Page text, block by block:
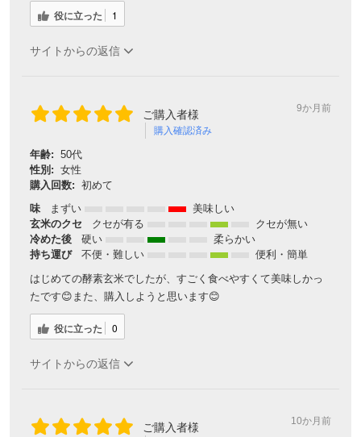
役に立った 1
サイトからの返信
ご購入者様
購入確認済み
9か月前
年齢: 50代
性別: 女性
購入回数: 初めて
味
まずい
美味しい
玄米のクセ
クセが有る
クセが無い
冷めた後
硬い
柔らかい
持ち運び
不便・難しい
便利・簡単
はじめての酵素玄米でしたが、すごく食べやすくて美味しかっ
たです😊また、購入しようと思います😊
役に立った 0
サイトからの返信
ご購入者様 10か月前